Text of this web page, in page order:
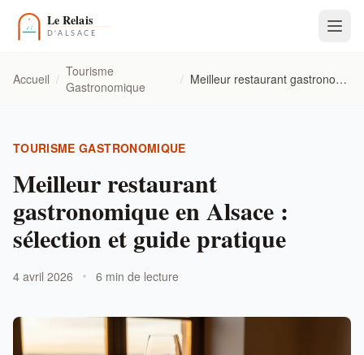
Accueil / Tourisme
Gastronomique
/ Meilleur restaurant gastronomique en Alsace : sélection et guide pratique
TOURISME GASTRONOMIQUE
Meilleur restaurant
gastronomique en Alsace :
sélection et guide pratique
4 avril 2026 6 min de lecture